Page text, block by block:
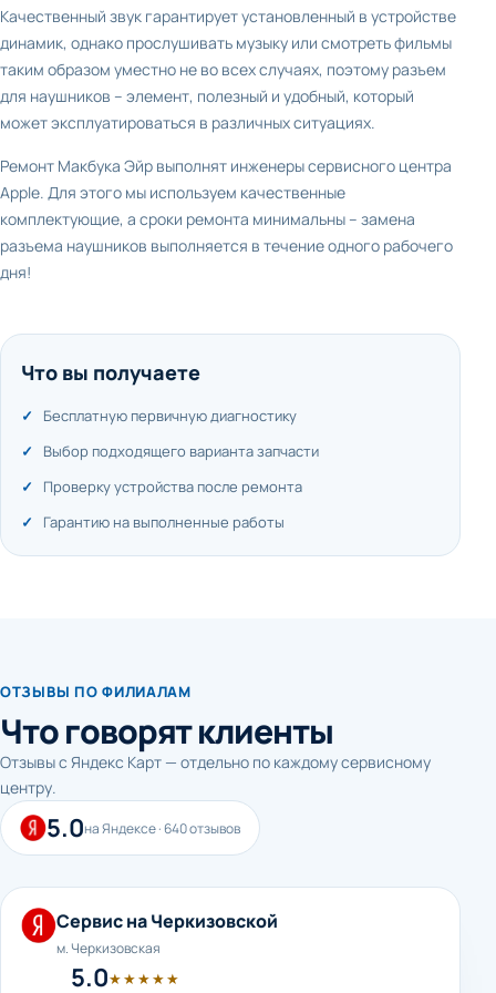
Качественный звук гарантирует установленный в устройстве
динамик, однако прослушивать музыку или смотреть фильмы
таким образом уместно не во всех случаях, поэтому разъем
для наушников – элемент, полезный и удобный, который
может эксплуатироваться в различных ситуациях.
Ремонт Макбука Эйр выполнят инженеры сервисного центра
Apple. Для этого мы используем качественные
комплектующие, а сроки ремонта минимальны – замена
разъема наушников выполняется в течение одного рабочего
дня!
Что вы получаете
Бесплатную первичную диагностику
Выбор подходящего варианта запчасти
Проверку устройства после ремонта
Гарантию на выполненные работы
ОТЗЫВЫ ПО ФИЛИАЛАМ
Что говорят клиенты
Отзывы с Яндекс Карт — отдельно по каждому сервисному
центру.
5.0на Яндексе · 640 отзывов
Сервис на Черкизовской
м. Черкизовская
5.0★★★★★